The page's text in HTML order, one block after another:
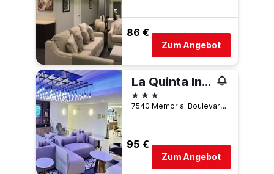
86 €
Zum Angebot
La Quinta Inn & Suites by Wyndham Port Arthur
3 Sterne
7540 Memorial Boulevard, Port Arthur, TX, USA
95 €
Zum Angebot